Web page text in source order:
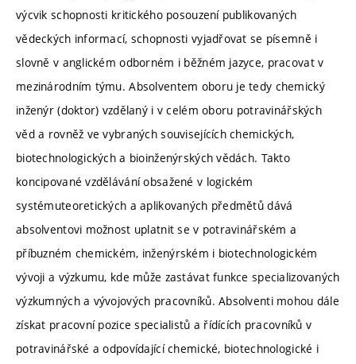
výcvik schopnosti kritického posouzení publikovaných
vědeckých informací, schopnosti vyjadřovat se písemně i
slovně v anglickém odborném i běžném jazyce, pracovat v
mezinárodním týmu. Absolventem oboru je tedy chemický
inženýr (doktor) vzdělaný i v celém oboru potravinářských
věd a rovněž ve vybraných souvisejících chemických,
biotechnologických a bioinženýrských vědách. Takto
koncipované vzdělávání obsažené v logickém
systémuteoretických a aplikovaných předmětů dává
absolventovi možnost uplatnit se v potravinářském a
příbuzném chemickém, inženýrském i biotechnologickém
vývoji a výzkumu, kde může zastávat funkce specializovaných
výzkumných a vývojových pracovníků. Absolventi mohou dále
získat pracovní pozice specialistů a řídících pracovníků v
potravinářské a odpovídající chemické, biotechnologické i